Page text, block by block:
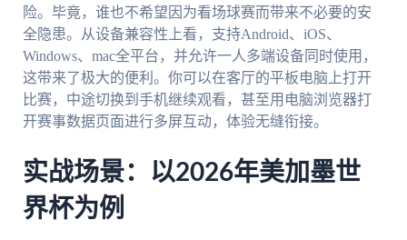
险。毕竟，谁也不希望因为看场球赛而带来不必要的安
全隐患。从设备兼容性上看，支持Android、iOS、
Windows、mac全平台，并允许一人多端设备同时使用，
这带来了极大的便利。你可以在客厅的平板电脑上打开
比赛，中途切换到手机继续观看，甚至用电脑浏览器打
开赛事数据页面进行多屏互动，体验无缝衔接。
实战场景：以2026年美加墨世
界杯为例